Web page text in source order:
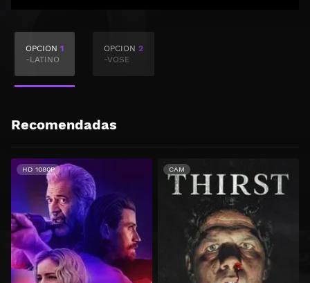
OPCION 1
-LATINO
OPCION 2
-VOSE
Recomendadas
HD 1080P CAM